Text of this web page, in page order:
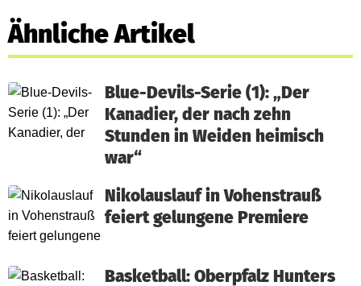
Ähnliche Artikel
Blue-Devils-Serie (1): „Der
Kanadier, der nach zehn
Stunden in Weiden heimisch
war“
Nikolauslauf in Vohenstrauß
feiert gelungene Premiere
Basketball: Oberpfalz Hunters